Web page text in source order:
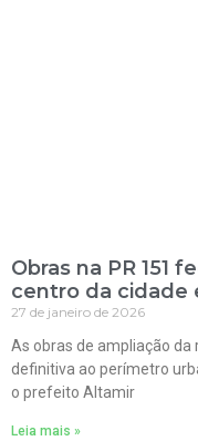
Obras na PR 151
centro da cidade
27 de janeiro de 2026
As obras de ampliação
definitiva ao perímetro
o prefeito Altamir
Leia mais »